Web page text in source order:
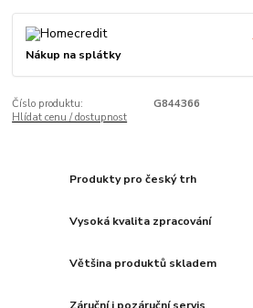
Nákup na splátky
Číslo produktu:
G844366
Hlídat cenu / dostupnost
Produkty pro český trh
Vysoká kvalita zpracování
Většina produktů skladem